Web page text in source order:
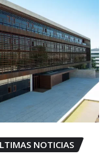
NOTICIAS